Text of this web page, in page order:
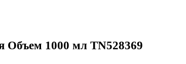
Объем 1000 мл TN528369